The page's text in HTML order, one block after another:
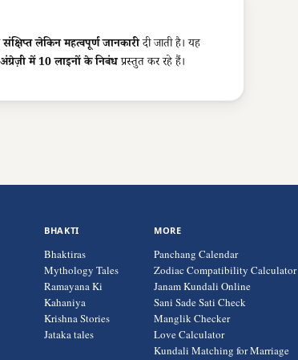
संक्षिप्त लेकिन महत्वपूर्ण जानकारीदी जाती है। यह
में 10 लाइनों के निबंधप्रस्तुत कर रहे हैं।
BHAKTI
Bhaktiras
Mythology Tales
Ramayana Ki
Kahaniya
Krishna Stories
Jataka tales
MORE
Panchang Calendar
Zodiac Compatibility Calculator
Janam Kundali Online
Sani Sade Sati Check
Manglik Checker
Love Calculator
Kundali Matching for Marriage